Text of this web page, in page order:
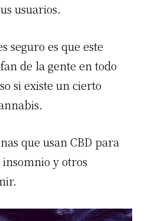
usuarios.
seguro es que este
de la gente en todo
si existe un cierto
que usan CBD para
y otros